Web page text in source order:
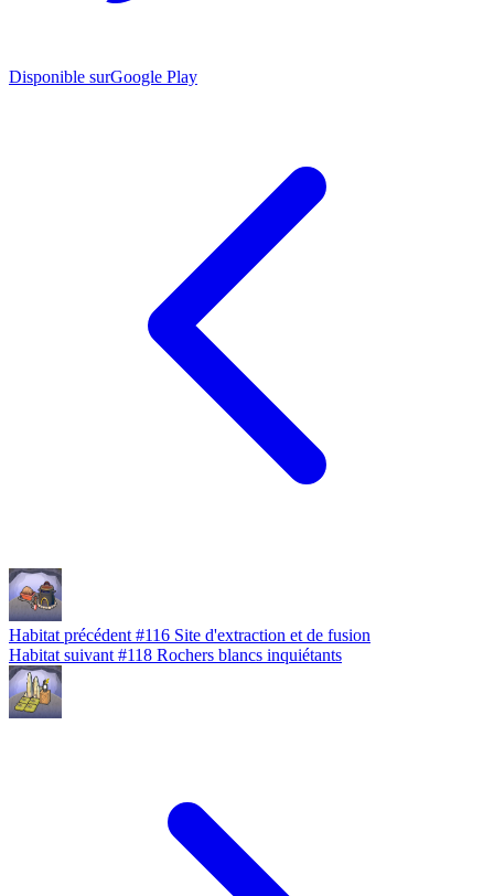
Disponible surGoogle Play
Habitat précédent #116 Site d'extraction et de fusion
Habitat suivant #118 Rochers blancs inquiétants